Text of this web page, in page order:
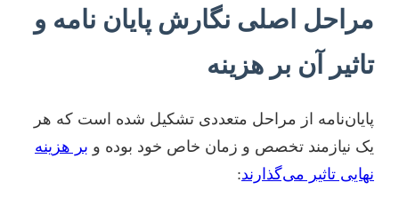
مراحل اصلی نگارش پایان نامه و
تاثیر آن بر هزینه
پایان‌نامه از مراحل متعددی تشکیل شده است که هر
یک نیازمند تخصص و زمان خاص خود بوده و بر هزینه
نهایی تاثیر می‌گذارند: